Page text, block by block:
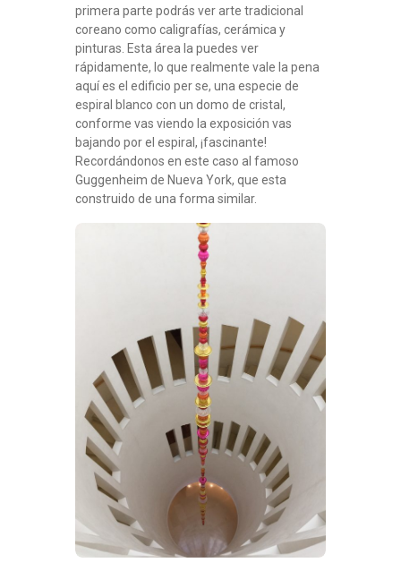
primera parte podrás ver arte tradicional
coreano como caligrafías, cerámica y
pinturas. Esta área la puedes ver
rápidamente, lo que realmente vale la pena
aquí es el edificio per se, una especie de
espiral blanco con un domo de cristal,
conforme vas viendo la exposición vas
bajando por el espiral, ¡fascinante!
Recordándonos en este caso al famoso
Guggenheim de Nueva York, que esta
construido de una forma similar.